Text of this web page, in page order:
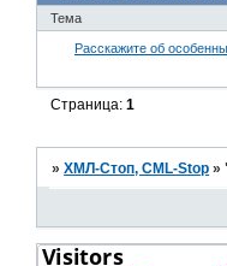
Тема
Расскажите об
Страница:1
»ХМЛ-Стоп, CML-Stop »